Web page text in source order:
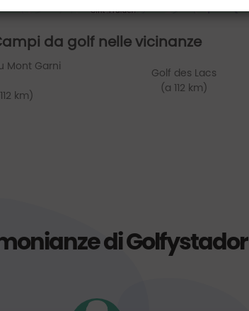
da golf nelle vicinanze
Mont Garni
km)
Golf des Lacs
(a 112 km)
di Golfystador